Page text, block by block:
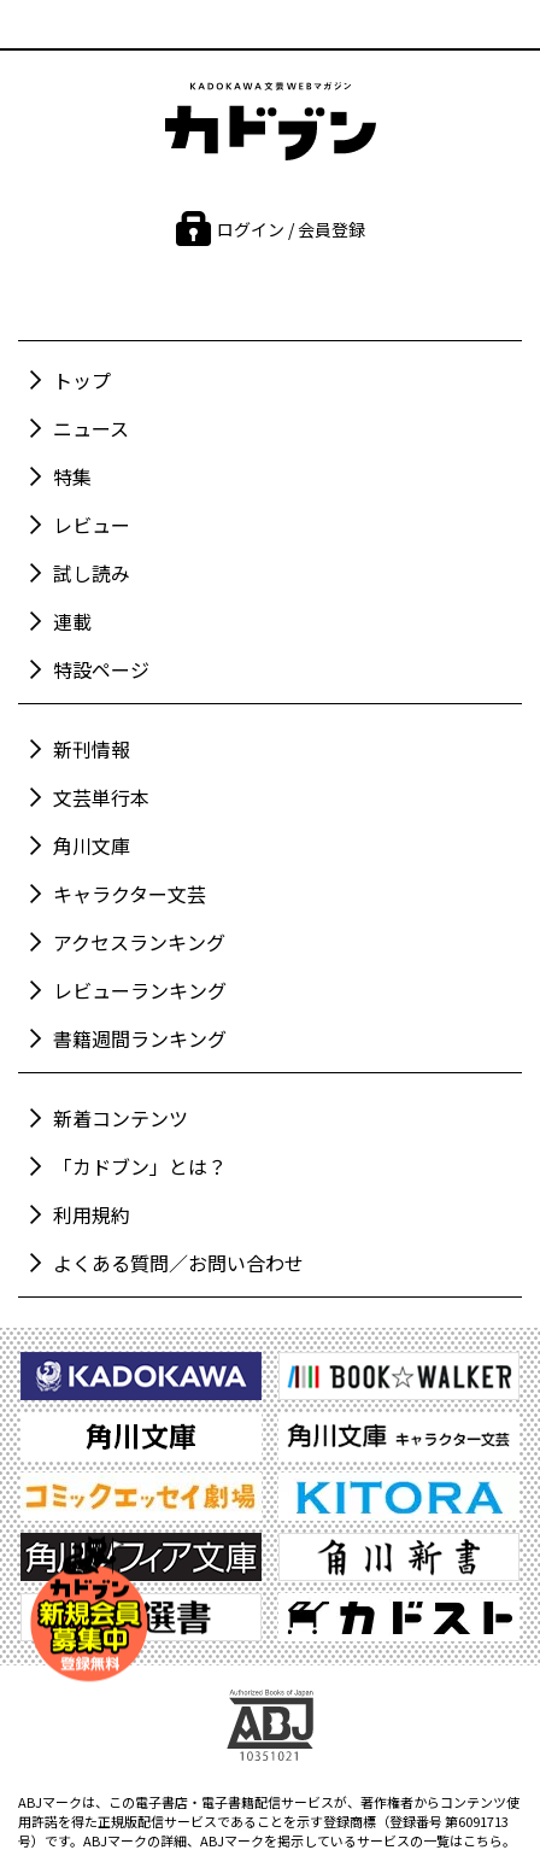
ログイン / 会員登録
トップ
ニュース
特集
レビュー
試し読み
連載
特設ページ
新刊情報
文芸単行本
角川文庫
キャラクター文芸
アクセスランキング
レビューランキング
書籍週間ランキング
新着コンテンツ
「カドブン」とは？
利用規約
よくある質問／お問い合わせ
ABJマークは、この電子書店・電子書籍配信サービスが、著作権者からコンテンツ使
用許諾を得た正規版配信サービスであることを示す登録商標（登録番号 第6091713
号）です。ABJマークの詳細、ABJマークを掲示しているサービスの一覧はこちら。